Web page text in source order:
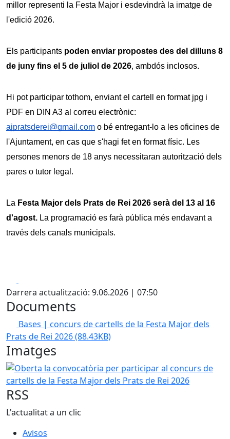
millor representi la Festa Major i esdevindrà la imatge de
l'edició 2026.
Els participants poden enviar propostes des del dilluns 8
de juny fins el 5 de juliol de 2026, ambdós inclosos.
Hi pot participar tothom, enviant el cartell en format jpg i
ajpratsderei@gmail.com o bé entregant-lo a les oficines de
l'Ajuntament, en cas que s'hagi fet en format físic. Les
persones menors de 18 anys necessitaran autorització dels
pares o tutor legal.
La Festa Major dels Prats de Rei 2026 serà del 13 al 16
d'agost. La programació es farà pública més endavant a
través dels canals municipals.
Darrera actualització: 9.06.2026 | 07:50
Documents
Bases | concurs de cartells de la Festa Major dels
Prats de Rei 2026(88.43KB)
Imatges
Oberta la convocatòria per participar al concurs de
RSS
L'actualitat a un clic
Avisos